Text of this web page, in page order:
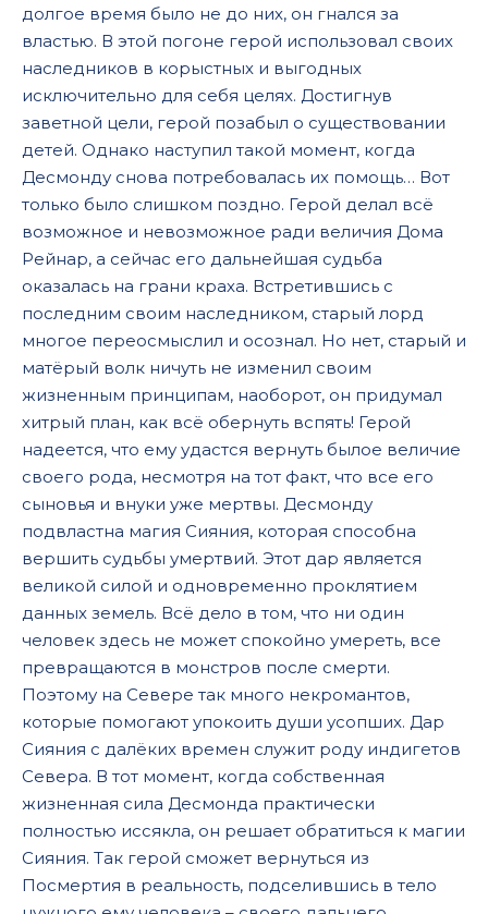
долгое время было не до них, он гнался за
властью. В этой погоне герой использовал своих
наследников в корыстных и выгодных
исключительно для себя целях. Достигнув
заветной цели, герой позабыл о существовании
детей. Однако наступил такой момент, когда
Десмонду снова потребовалась их помощь… Вот
только было слишком поздно. Герой делал всё
возможное и невозможное ради величия Дома
Рейнар, а сейчас его дальнейшая судьба
оказалась на грани краха. Встретившись с
последним своим наследником, старый лорд
многое переосмыслил и осознал. Но нет, старый и
матёрый волк ничуть не изменил своим
жизненным принципам, наоборот, он придумал
хитрый план, как всё обернуть вспять! Герой
надеется, что ему удастся вернуть былое величие
своего рода, несмотря на тот факт, что все его
сыновья и внуки уже мертвы. Десмонду
подвластна магия Сияния, которая способна
вершить судьбы умертвий. Этот дар является
великой силой и одновременно проклятием
данных земель. Всё дело в том, что ни один
человек здесь не может спокойно умереть, все
превращаются в монстров после смерти.
Поэтому на Севере так много некромантов,
которые помогают упокоить души усопших. Дар
Сияния с далёких времен служит роду индигетов
Севера. В тот момент, когда собственная
жизненная сила Десмонда практически
полностью иссякла, он решает обратиться к магии
Сияния. Так герой сможет вернуться из
Посмертия в реальность, подселившись в тело